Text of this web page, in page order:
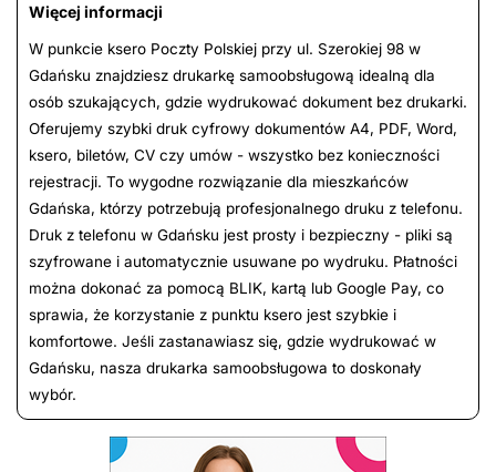
Więcej informacji
W punkcie ksero Poczty Polskiej przy ul. Szerokiej 98 w
Gdańsku znajdziesz drukarkę samoobsługową idealną dla
osób szukających, gdzie wydrukować dokument bez drukarki.
Oferujemy szybki druk cyfrowy dokumentów A4, PDF, Word,
ksero, biletów, CV czy umów - wszystko bez konieczności
rejestracji. To wygodne rozwiązanie dla mieszkańców
Gdańska, którzy potrzebują profesjonalnego druku z telefonu.
Druk z telefonu w Gdańsku jest prosty i bezpieczny - pliki są
szyfrowane i automatycznie usuwane po wydruku. Płatności
można dokonać za pomocą BLIK, kartą lub Google Pay, co
sprawia, że korzystanie z punktu ksero jest szybkie i
komfortowe. Jeśli zastanawiasz się, gdzie wydrukować w
Gdańsku, nasza drukarka samoobsługowa to doskonały
wybór.